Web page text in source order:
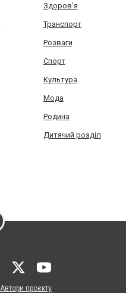
Здоров'я
Транспорт
Розваги
Спорт
Культура
Мода
Родина
Дитячий розділ
Автори проєкту